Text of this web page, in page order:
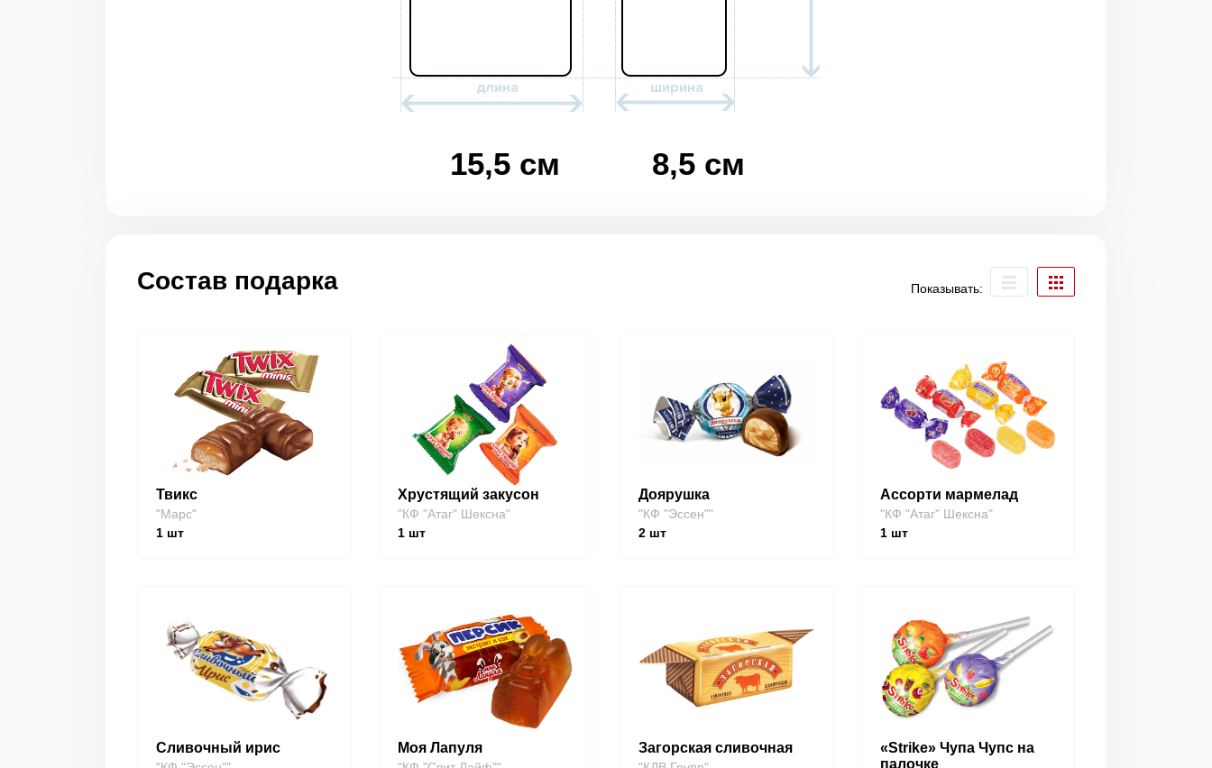
15,5 см 8,5 см
Состав подарка Показывать:
Твикс
"Марс"
1 шт
Хрустящий закусон
"КФ "Атаг" Шексна"
1шт
Доярушка
"КФ "Эссен""
2 шт
Ассорти мармелад
"КФ "Атаг" Шексна"
1шт
Сливочный ирис Моя Лапуля Загорская сливочная
«Strike» Чупа Чупс на
палочке